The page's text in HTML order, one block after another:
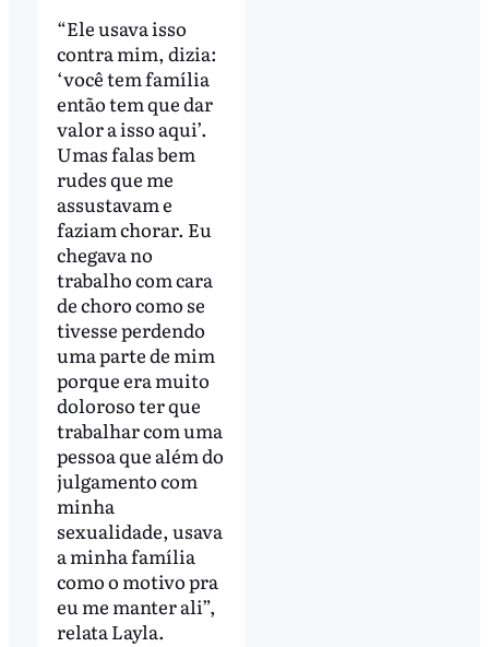
“Ele usava isso
contra mim, dizia:
‘você tem família
então tem que dar
valor a isso aqui’.
Umas falas bem
rudes que me
assustavam e
faziam chorar. Eu
chegava no
trabalho com cara
de choro como se
tivesse perdendo
uma parte de mim
porque era muito
doloroso ter que
trabalhar com uma
pessoa que além do
julgamento com
minha
sexualidade, usava
a minha família
como o motivo pra
eu me manter ali”,
relata Layla.